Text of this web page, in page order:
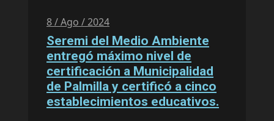
8 / Ago / 2024
Seremi del Medio Ambiente
entregó máximo nivel de
certificación a Municipalidad
de Palmilla y certificó a cinco
establecimientos educativos.